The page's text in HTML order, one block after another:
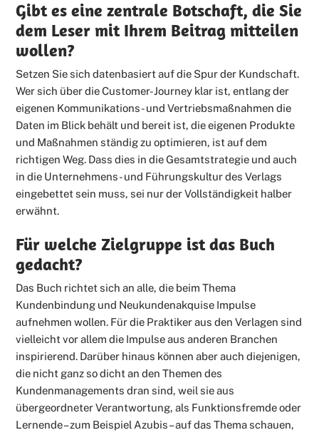
Gibt es eine zentrale Botschaft, die Sie
dem Leser mit Ihrem Beitrag mitteilen
wollen?
Setzen Sie sich datenbasiert auf die Spur der Kundschaft.
Wer sich über die Customer-Journey klar ist, entlang der
eigenen Kommunikations- und Vertriebsmaßnahmen die
Daten im Blick behält und bereit ist, die eigenen Produkte
und Maßnahmen ständig zu optimieren, ist auf dem
richtigen Weg. Dass dies in die Gesamtstrategie und auch
in die Unternehmens- und Führungskultur des Verlags
eingebettet sein muss, sei nur der Vollständigkeit halber
erwähnt.
Für welche Zielgruppe ist das Buch
gedacht?
Das Buch richtet sich an alle, die beim Thema
Kundenbindung und Neukundenakquise Impulse
aufnehmen wollen. Für die Praktiker aus den Verlagen sind
vielleicht vor allem die Impulse aus anderen Branchen
inspirierend. Darüber hinaus können aber auch diejenigen,
die nicht ganz so dicht an den Themen des
Kundenmanagements dran sind, weil sie aus
übergeordneter Verantwortung, als Funktionsfremde oder
Lernende – zum Beispiel Azubis – auf das Thema schauen,